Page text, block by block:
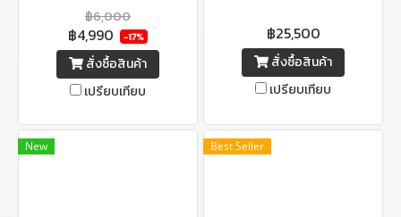
ของแท้ มาพร้อมกล่อง สำหรับรถ
มอเตอรไซด์
฿6,000
฿4,990 -17%
สั่งซื้อสินค้า
เปรียบเทียบ
ความเร็ว
฿25,500
สั่งซื้อสินค้า
เปรียบเทียบ
New Best Seller